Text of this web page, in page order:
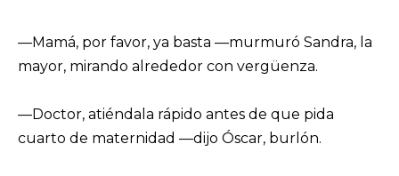
—Mamá, por favor, ya basta —murmuró Sandra, la
mayor, mirando alrededor con vergüenza.
—Doctor, atiéndala rápido antes de que pida
cuarto de maternidad —dijo Óscar, burlón.